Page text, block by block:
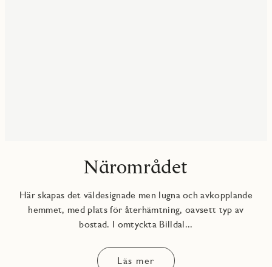
Närområdet
Här skapas det väldesignade men lugna och avkopplande
hemmet, med plats för återhämtning, oavsett typ av
bostad. I omtyckta Billdal...
Läs mer